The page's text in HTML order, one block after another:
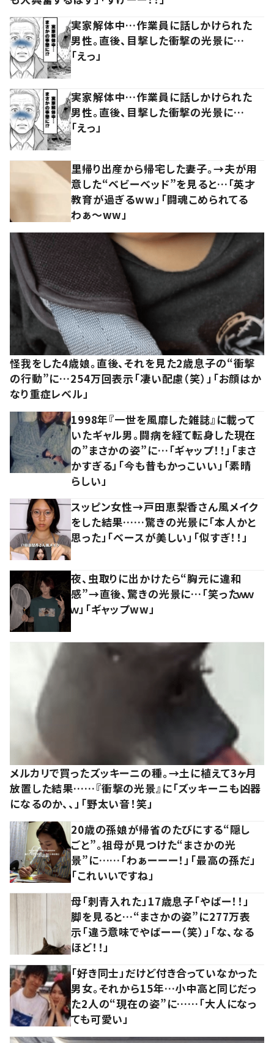
実家解体中…作業員に話しかけられた
男性。直後、目撃した衝撃の光景に…
「えっ」
実家解体中…作業員に話しかけられた
男性。直後、目撃した衝撃の光景に…
「えっ」
里帰り出産から帰宅した妻子。→夫が用
意した“ベビーベッド”を見ると…「英才
教育が過ぎるww」「闘魂こめられてる
わぁ～ww」
怪我をした4歳娘。直後、それを見た2歳息子の“衝撃
の行動”に…254万回表示「凄い配慮（笑）」「お顔はか
なり重症レベル」
1998年『一世を風靡した雑誌』に載って
いたギャル男。闘病を経て転身した現在
の”まさかの姿”に…「ギャップ！！」「まさ
かすぎる」「今も昔もかっこいい」「素晴
らしい」
スッピン女性→戸田恵梨香さん風メイク
をした結果……驚きの光景に「本人かと
思った」「ベースが美しい」「似すぎ！！」
夜、虫取りに出かけたら“胸元に違和
感”→直後、驚きの光景に…「笑ったｗｗ
ｗ」「ギャップww」
メルカリで買ったズッキーニの種。→土に植えて3ヶ月
放置した結果……『衝撃の光景』に「ズッキーニも凶器
になるのか、、」「野太い音！笑」
20歳の孫娘が帰省のたびにする“隠し
ごと”。祖母が見つけた“まさかの光
景”に……「わぁーーー！」「最高の孫だ」
「これいいですね」
母「刺青入れた」17歳息子「やばー！！」
脚を見ると…“まさかの姿”に277万表
示「違う意味でやばーー（笑）」「な、なる
ほど！！」
「好き同士」だけど付き合っていなかった
男女。それから15年…小中高と同じだっ
た2人の“現在の姿”に……「大人になっ
ても可愛い」